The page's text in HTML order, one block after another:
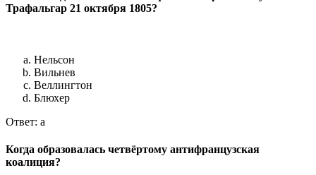
Трафальгар 21 октября 1805?
Нельсон
Вильнев
Веллингтон
Блюхер
Ответ: a
Когда образовалась четвёртому антифранцузская
коалиция?